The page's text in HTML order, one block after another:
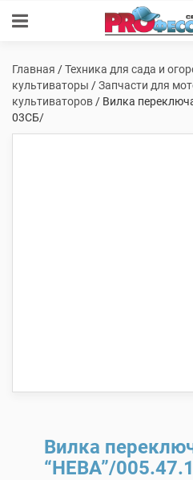
Главная /Техника для сада и
культиваторы /Запчасти для
культиваторов / Вилка
03СБ/
Вилка
“НЕВА”/